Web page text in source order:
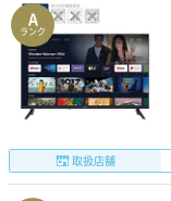
A
ランク
取扱店舗